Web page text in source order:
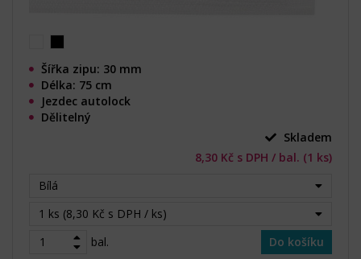
Šířka zipu: 30 mm
Délka: 75 cm
Jezdec autolock
Dělitelný
Skladem
8,30 Kč s DPH / bal. (1 ks)
Bílá
1 ks (8,30 Kč s DPH / ks)
bal.
Do košíku